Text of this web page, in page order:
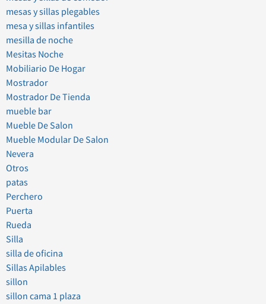
mesas y sillas plegables
mesa y sillas infantiles
mesilla de noche
Mesitas Noche
Mobiliario De Hogar
Mostrador
Mostrador De Tienda
mueble bar
Mueble De Salon
Mueble Modular De Salon
Nevera
Otros
patas
Perchero
Puerta
Rueda
Silla
silla de oficina
Sillas Apilables
sillon
sillon cama 1 plaza